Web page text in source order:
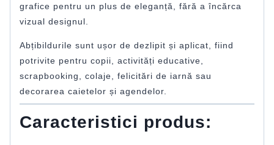
grafice pentru un plus de eleganță, fără a încărca
vizual designul.
Abțibildurile sunt ușor de dezlipit și aplicat, fiind
potrivite pentru copii, activități educative,
scrapbooking, colaje, felicitări de iarnă sau
decorarea caietelor și agendelor.
Caracteristici produs: